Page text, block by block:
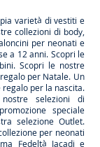
varietà di vestiti e
collezioni di body,
per neonati e
a 12 anni. Scopri le
Scopri le nostre
per Natale. Un
regalo per la nascita.
selezioni di
speciale
selezione Outlet.
per neonati
Fedeltà Jacadi e